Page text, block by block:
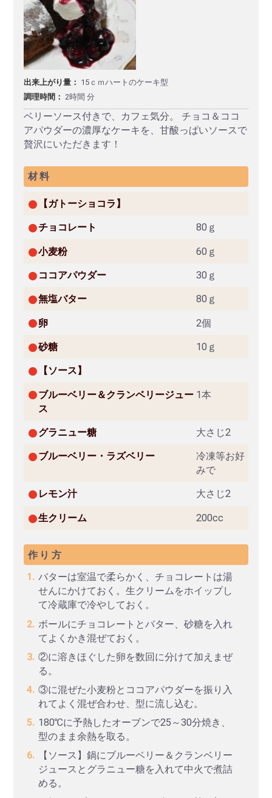
出来上がり量： 15ｃｍハートのケーキ型
調理時間： 2時間 分
ベリーソース付きで、カフェ気分。 チョコ＆ココ
アパウダーの濃厚なケーキを、甘酸っぱいソースで
贅沢にいただきます！
材料
【ガトーショコラ】
チョコレート 80ｇ
小麦粉 60ｇ
ココアパウダー 30ｇ
無塩バター 80ｇ
卵 2個
砂糖 10ｇ
【ソース】
ブルーベリー＆クランベリージュー
ス
1本
グラニュー糖 大さじ2
ブルーベリー・ラズベリー
冷凍等お好
みで
レモン汁 大さじ2
生クリーム 200cc
作り方
バターは室温で柔らかく、チョコレートは湯
せんにかけておく。生クリームをホイップし
て冷蔵庫で冷やしておく。
ボールにチョコレートとバター、砂糖を入れ
てよくかき混ぜておく。
②に溶きほぐした卵を数回に分けて加えまぜ
る。
③に混ぜた小麦粉とココアパウダーを振り入
れてよく混ぜ合わせ、型に流し込む。
180℃に予熱したオーブンで25～30分焼き、
型のまま余熱を取る。
【ソース】鍋にブルーベリー＆クランベリー
ジュースとグラニュー糖を入れて中火で煮詰
める。